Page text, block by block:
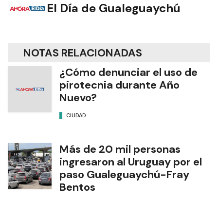
El Día de Gualeguaychú
NOTAS RELACIONADAS
¿Cómo denunciar el uso de
pirotecnia durante Año
Nuevo?
CIUDAD
Más de 20 mil personas
ingresaron al Uruguay por el
paso Gualeguaychú-Fray
Bentos